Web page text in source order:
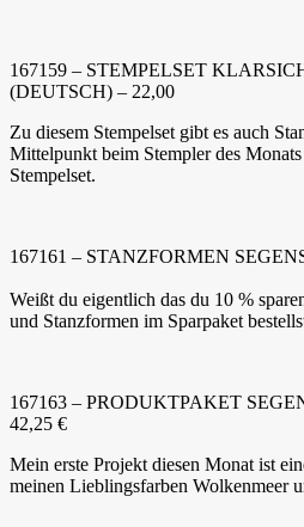
167159 – STEMPELSET
(DEUTSCH) – 22,00
Zu diesem Stempelset gibt es auch
Mittelpunkt beim Stempler des
Stempelset.
167161 – STANZFORMEN
Weißt du eigentlich das du 10 %
und Stanzformen im Sparpaket
167163 – PRODUKTPAKET
42,25 €
Mein erste Projekt diesen Monat ist
meinen Lieblingsfarben Wolkenmeer